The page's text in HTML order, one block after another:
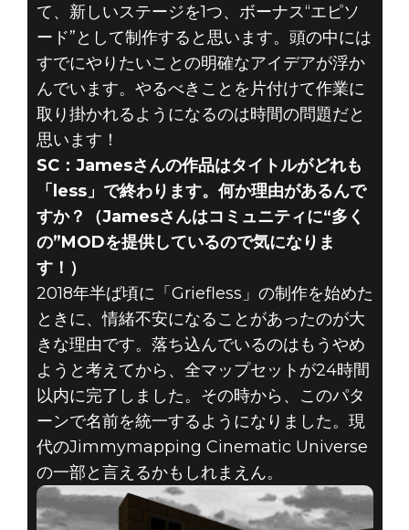
て、新しいステージを1つ、ボーナス“エピソ
ード”として制作すると思います。頭の中には
すでにやりたいことの明確なアイデアが浮か
んでいます。やるべきことを片付けて作業に
取り掛かれるようになるのは時間の問題だと
思います！
SC：Jamesさんの作品はタイトルがどれも
「less」で終わります。何か理由があるんで
すか？（Jamesさんはコミュニティに“多く
の”MODを提供しているので気になりま
す！）
2018年半ば頃に「Griefless」の制作を始めた
ときに、情緒不安になることがあったのが大
きな理由です。落ち込んでいるのはもうやめ
ようと考えてから、全マップセットが24時間
以内に完了しました。その時から、このパタ
ーンで名前を統一するようになりました。現
代のJimmymapping Cinematic Universe
の一部と言えるかもしれまえん。